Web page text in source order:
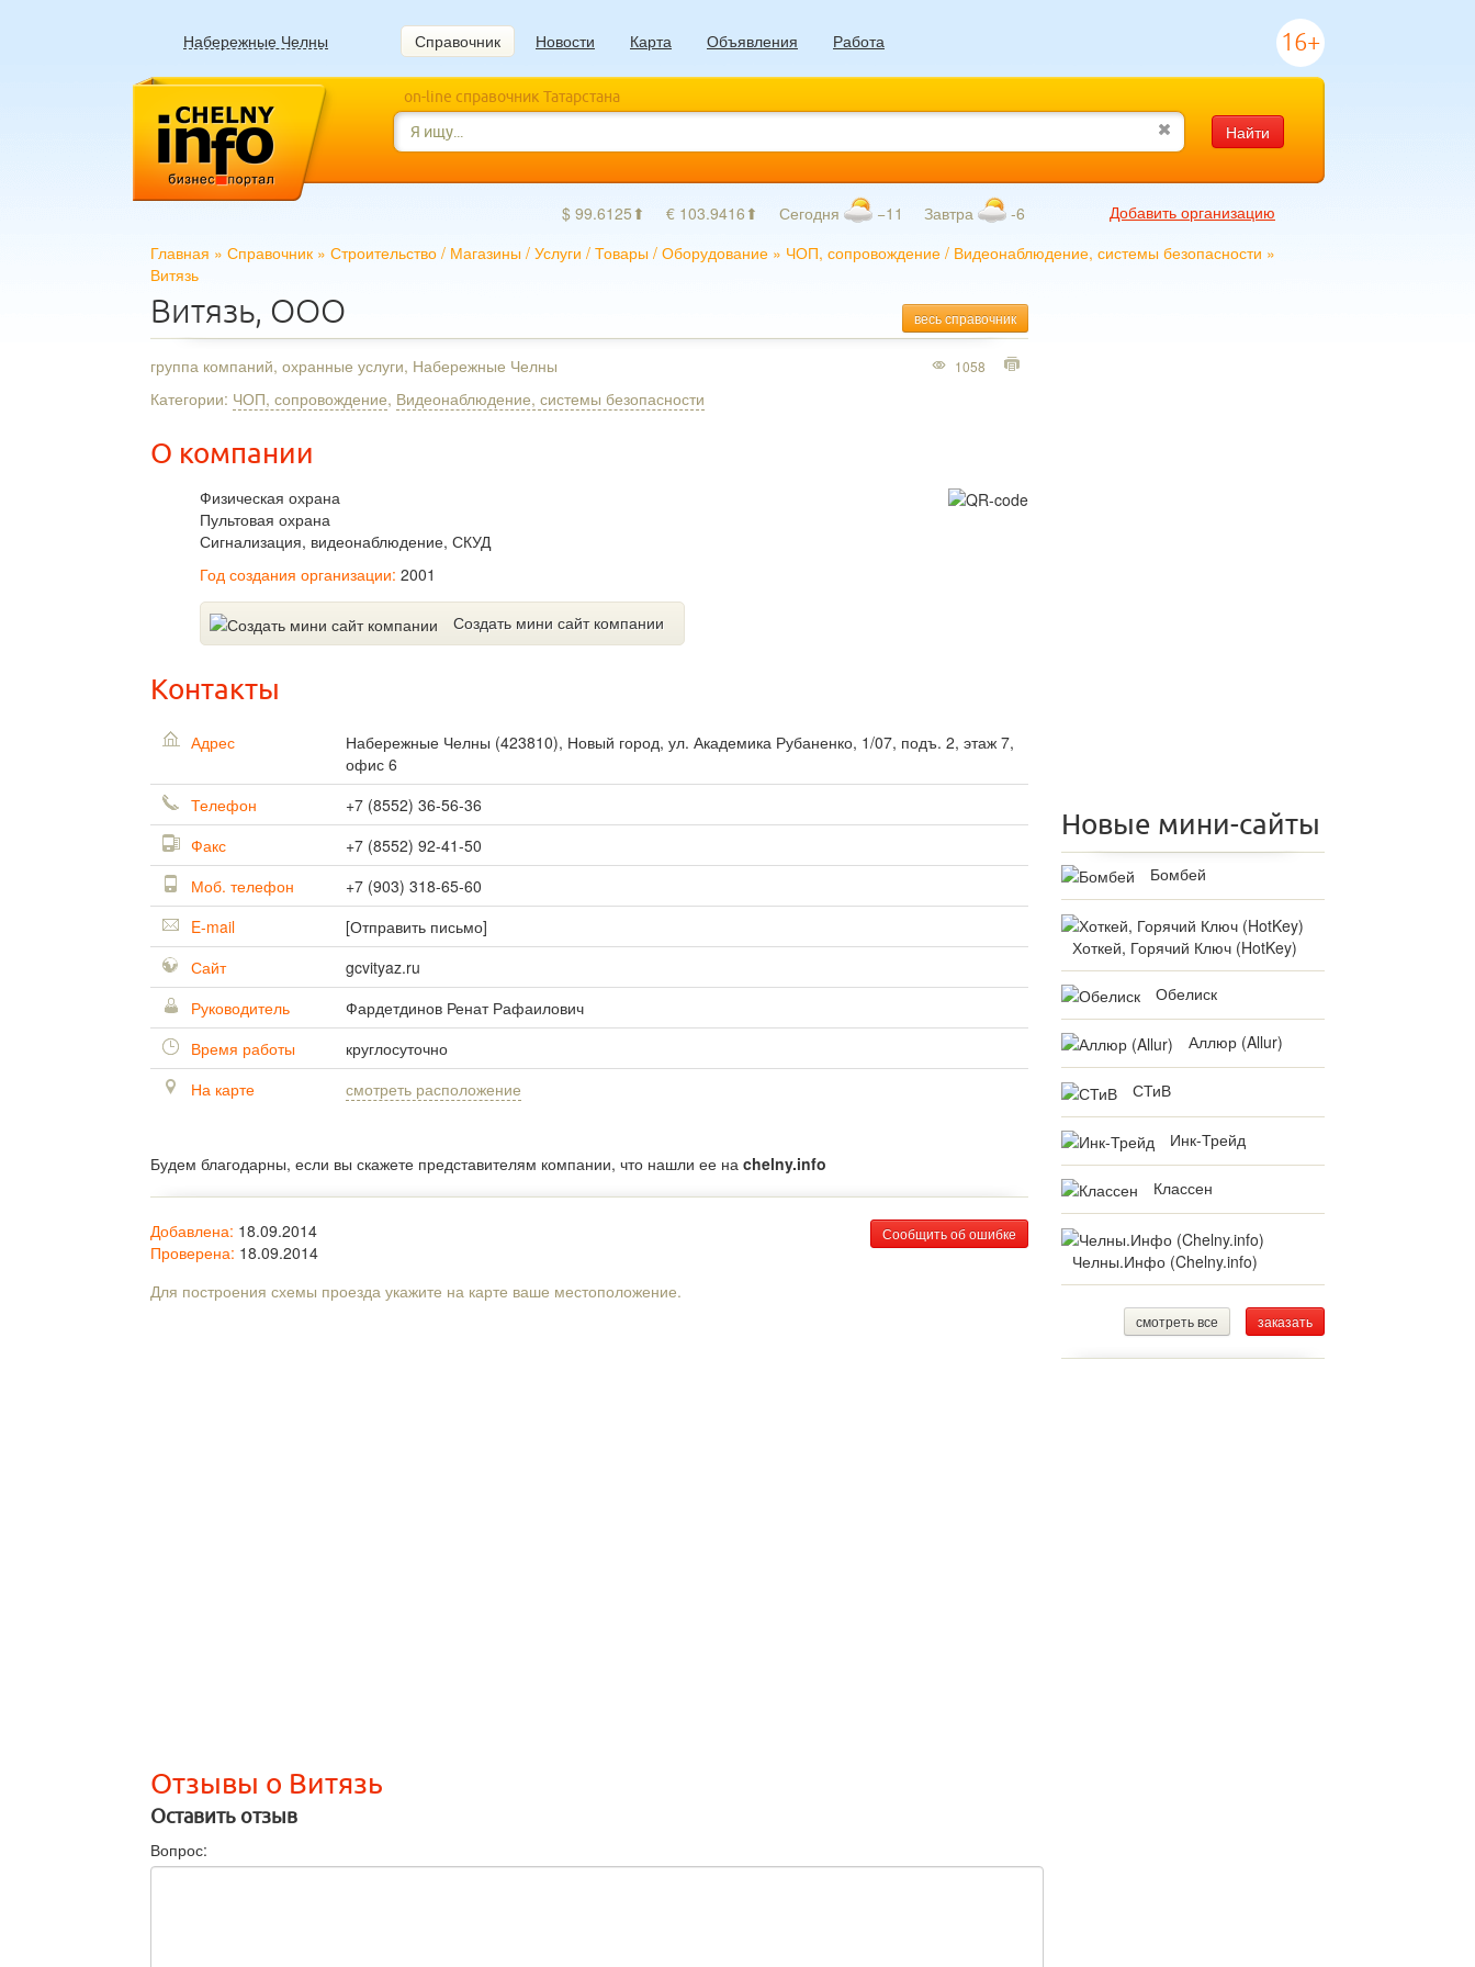
Набережные Челны Справочник Новости Карта Объявления Работа 16+
on-line справочник Татарстана
Найти
$ 99.6125⬆ € 103.9416⬆ Сегодня −11 Завтра -6
Добавить организацию
Главная » Справочник » Строительство / Магазины / Услуги / Товары / Оборудование » ЧОП, сопровождение / Видеонаблюдение, системы безопасности »
Витязь
весь справочник
Витязь, ООО
группа компаний, охранные услуги, Набережные Челны
Категории: ЧОП, сопровождение, Видеонаблюдение, системы безопасности
О компании
Физическая охрана
Пультовая охрана
Сигнализация, видеонаблюдение, СКУД
Год создания организации: 2001
Создать мини сайт компании
1058
Контакты
Адрес Набережные Челны (423810), Новый город, ул. Академика Рубаненко, 1/07, подъ. 2, этаж 7,
офис 6
Телефон
+7 (8552) 36-56-36
Факс
+7 (8552) 92-41-50
Моб. телефон
+7 (903) 318-65-60
E-mail
[Отправить письмо]
Сайт
gcvityaz.ru
Руководитель
Фардетдинов Ренат Рафаилович
Время работы
круглосуточно
На карте
смотреть расположение
Будем благодарны, если вы скажете представителям компании, что нашли ее на chelny.info
Сообщить об ошибке
Добавлена: 18.09.2014
Проверена: 18.09.2014
Для построения схемы проезда укажите на карте ваше местоположение.
Отзывы о Витязь
Оставить отзыв
Вопрос:
Новые мини-сайты
Бомбей
Хоткей, Горячий Ключ (HotKey)
Обелиск
Аллюр (Allur)
СТиВ
Инк-Трейд
Классен
Челны.Инфо (Chelny.info)
смотреть все заказать